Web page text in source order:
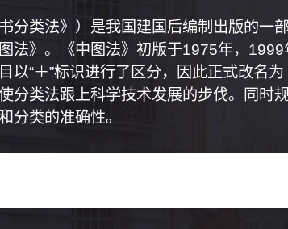
分类法》）是我国建国后编制出版的一
法》。《中图法》初版于1975年，
以“＋”标识进行了区分，因此正式改名
分类法跟上科学技术发展的步伐。同时
分类的准确性。